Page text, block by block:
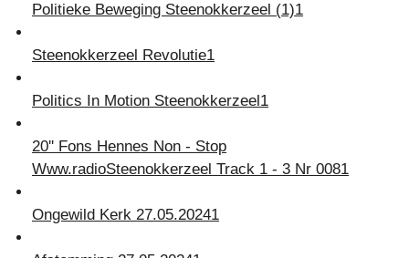
Politieke Beweging Steenokkerzeel (1)1
Steenokkerzeel Revolutie1
Politics In Motion Steenokkerzeel 1
20'' Fons Hennes Non - Stop
Www.radioSteenokkerzeel Track 1 - 3 Nr 0081
Ongewild Kerk 27.05.20241